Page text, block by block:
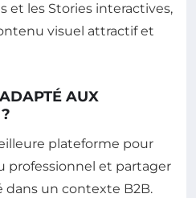
et les Stories interactives,
visuel attractif et
AUX
plateforme pour
professionnel et partager
un contexte B2B.